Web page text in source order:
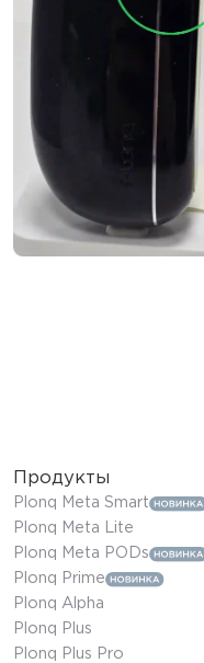
Продукты
Plonq Meta Smart
Plonq Meta Lite
Plonq Meta PODs
Plonq Prime
Plonq Alpha
Plonq Plus
Plonq Plus Pro